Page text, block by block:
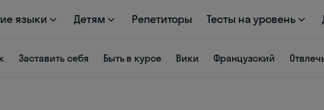
языки Детям Репетиторы Тесты на уровень
Заставить себя Быть в курсе Вики Французский